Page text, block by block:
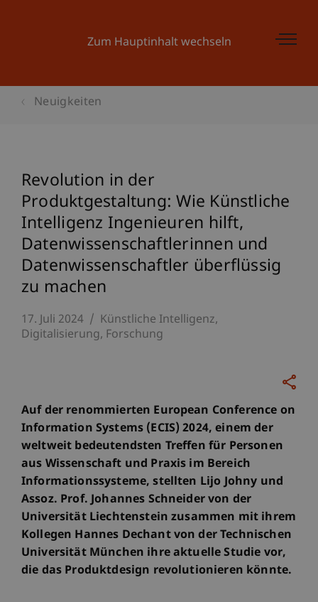
Zum Hauptinhalt wechseln
Neuigkeiten
Revolution in der
Produktgestaltung: Wie Künstliche
Intelligenz Ingenieuren hilft,
Datenwissenschaftlerinnen und
Datenwissenschaftler überflüssig
zu machen
17. Juli 2024
Künstliche Intelligenz
Digitalisierung Forschung
Auf der renommierten European Conference on
Information Systems (ECIS) 2024, einem der
weltweit bedeutendsten Treffen für Personen
aus Wissenschaft und Praxis im Bereich
Informationssysteme, stellten Lijo Johny und
Assoz. Prof. Johannes Schneider von der
Universität Liechtenstein zusammen mit ihrem
Kollegen Hannes Dechant von der Technischen
Universität München ihre aktuelle Studie vor,
die das Produktdesign revolutionieren könnte.